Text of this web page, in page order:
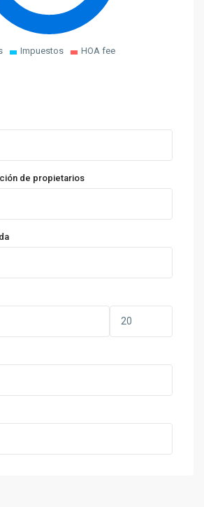
Impuestos HOA fee
de propietarios